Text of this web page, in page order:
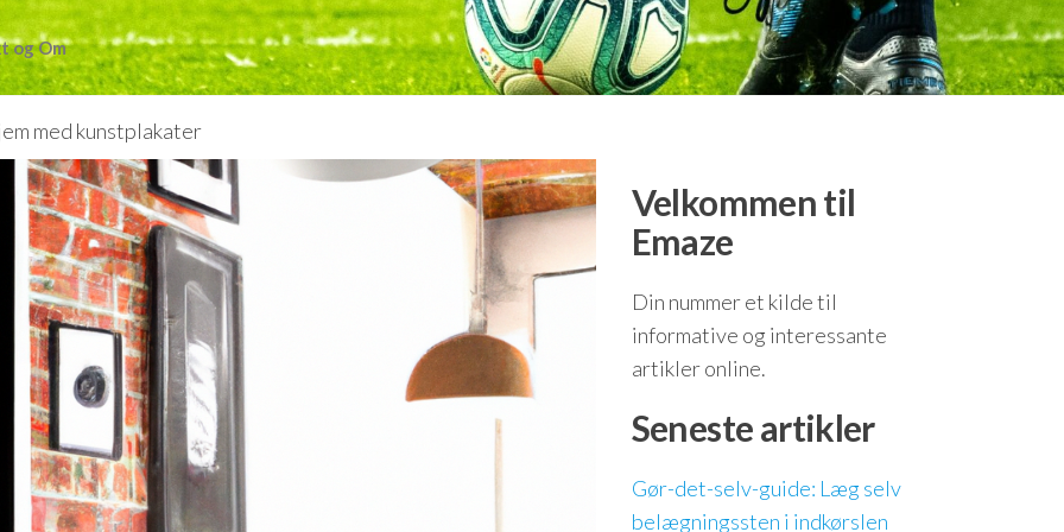
og Om
med kunstplakater
Velkommen til
Emaze
Din nummer et kilde til
informative og interessante
artikler online.
Seneste artikler
Gør-det-selv-guide: Læg selv
belægningssten i indkørslen